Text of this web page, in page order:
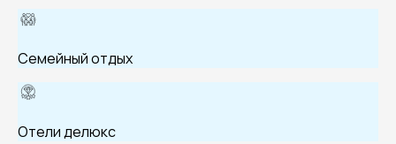
Семейный отдых
Отели делюкс